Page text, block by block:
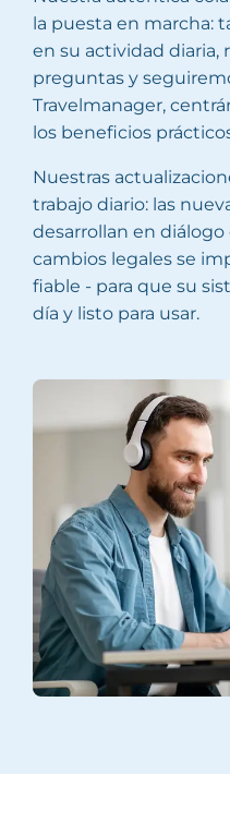
la puesta en marcha:
en su actividad diaria,
preguntas y
Travelmanager,
los beneficios
Nuestras
trabajo diario: las
desarrollan en diálogo
cambios legales se
fiable - para que su
día y listo para usar.